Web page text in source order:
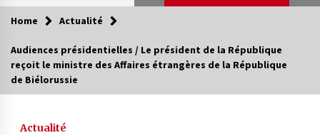
Contes de chez nous
Quand la mère n’est plus là (17e partie)
Home Actualité
Audiences présidentielles / Le président de la République
reçoit le ministre des Affaires étrangères de la République
de Biélorussie
Actualité